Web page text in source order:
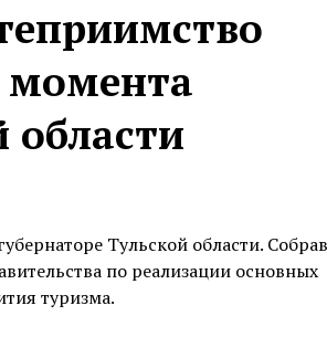
момента
области
Тульской области.
по реализации основных
туризма.